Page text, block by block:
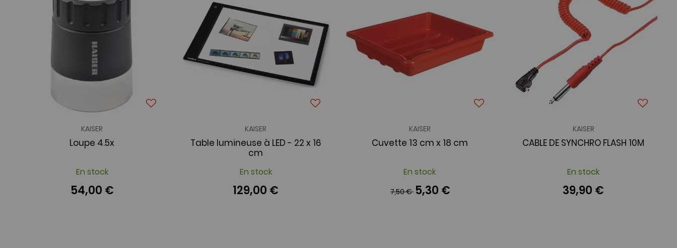
KAISER
Loupe 4.5x
En stock
54,00 €
KAISER
Table lumineuse à LED - 22 x 16
cm
En stock
129,00 €
KAISER
Cuvette 13 cm x 18 cm
En stock
7,50 € 5,30 €
KAISER
CABLE DE SYNCHRO FLASH 10M
En stock
39,90 €